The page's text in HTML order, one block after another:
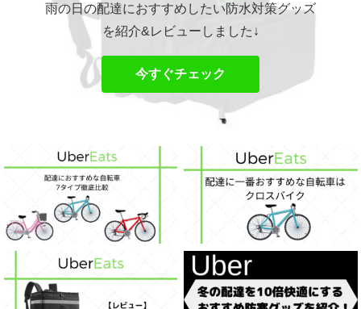
雨の日の配達におすすめしたい防水対策グッズ
を紹介&レビューしました↓
今すぐチェック